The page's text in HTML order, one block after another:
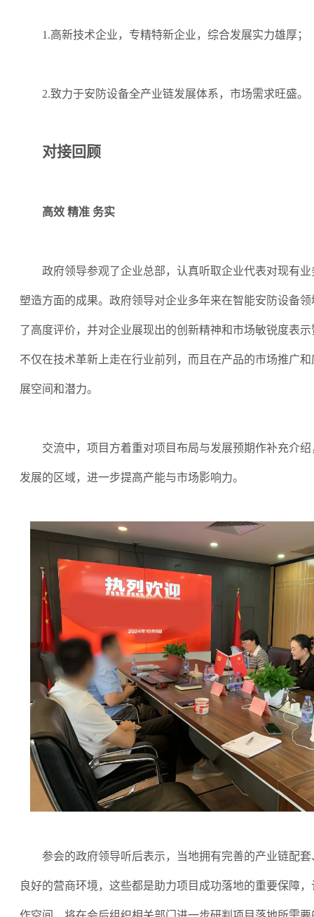
1.高新技术企业，专精特新企业，综合发展实力雄厚；
2.致力于安防设备全产业链发展体系，市场需求旺盛。
对接回顾
高效 精准 务实
政府领导参观了企业总部，认真听取企业代表对现有业
塑造方面的成果。政府领导对企业多年来在智能安防设备
了高度评价，并对企业展现出的创新精神和市场敏锐度表
不仅在技术革新上走在行业前列，而且在产品的市场推广
展空间和潜力。
交流中，项目方着重对项目布局与发展预期作补充介绍
发展的区域，进一步提高产能与市场影响力。
参会的政府领导听后表示，当地拥有完善的产业链配套
良好的营商环境，这些都是助力项目成功落地的重要保障